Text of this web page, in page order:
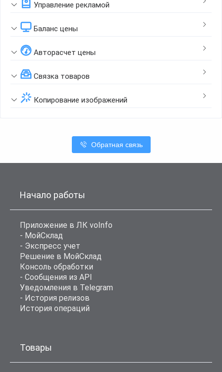
Управление рекламой
Баланс цены
Авторасчет цены
Связка товаров
Копирование изображений
Обратная связь
Начало работы
Приложение в ЛК voInfo
- МойСклад
- Экспресс учет
Решение в МойСклад
Консоль обработки
- Сообщения из API
Уведомления в Telegram
- История релизов
История операций
Товары